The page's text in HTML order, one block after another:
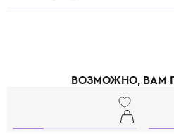
ВОЗМОЖНО, ВАМ